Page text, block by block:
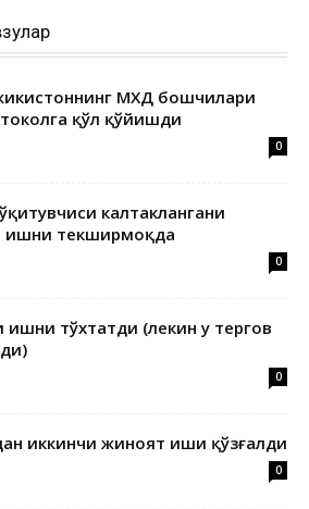
МХДҚ бошчилари
қўл қўйишди
0
калтаклангани
ишни текширмоқда
0
ишни тўхтатди (лекин у тергов
0
иккинчи жиноят иши қўзғалди
0